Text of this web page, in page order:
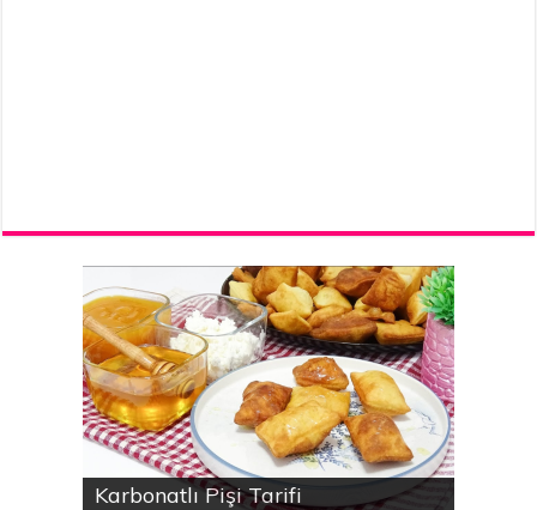
Karbonatlı Pişi Tarifi
Hodan bitkisinin faydaları
Yalancı Baklava Tarifi
Gökçesu Pilavı Tarifi
Nohutlu kereviz yemeği